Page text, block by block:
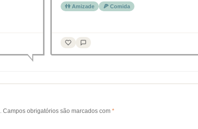
👫 Amizade 🍕 Comida
Campos obrigatórios são marcados com *